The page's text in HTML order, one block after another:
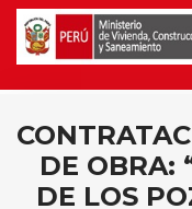
DE OBRA:
DE LOS